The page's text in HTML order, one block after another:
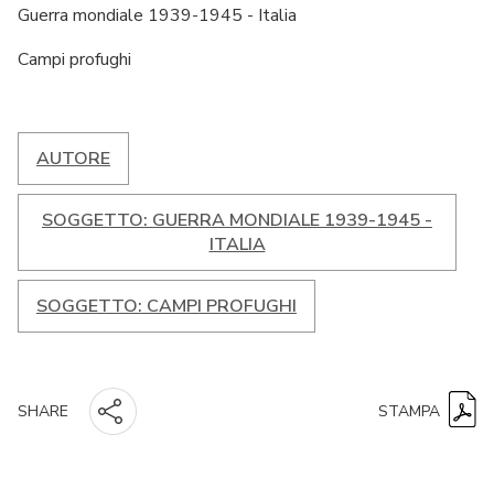
Guerra mondiale 1939-1945 - Italia
Campi profughi
AUTORE
SOGGETTO: GUERRA MONDIALE 1939-1945 -
ITALIA
SOGGETTO: CAMPI PROFUGHI
SHARE STAMPA